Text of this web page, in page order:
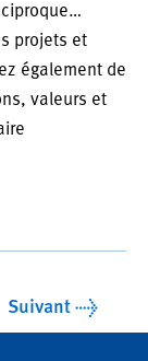
projets et
également de
valeurs et
Suivant →